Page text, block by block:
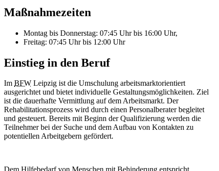
Maßnahmezeiten
Montag bis Donnerstag: 07:45 Uhr bis 16:00 Uhr,
Freitag: 07:45 Uhr bis 12:00 Uhr
Einstieg in den Beruf
Im BFW Leipzig ist die Umschulung arbeitsmarktorientiert
ausgerichtet und bietet individuelle Gestaltungsmöglichkeiten. Ziel
ist die dauerhafte Vermittlung auf dem Arbeitsmarkt. Der
Rehabilitationsprozess wird durch einen Personalberater begleitet
und gesteuert. Bereits mit Beginn der Qualifizierung werden die
Teilnehmer bei der Suche und dem Aufbau von Kontakten zu
potentiellen Arbeitgebern gefördert.